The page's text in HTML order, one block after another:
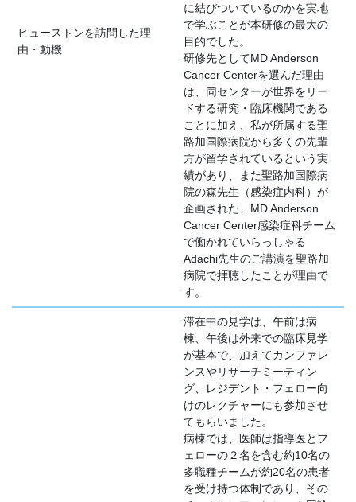
ヒューストンを訪問した理
由・動機
に結びついているのかを実地
で学ぶことが本研修の最大の
目的でした。
研修先としてMD Anderson
Cancer Centerを選んだ理由
は、同センターが世界をリー
ドする研究・臨床機関である
ことに加え、私が所属する聖
路加国際病院から多くの先輩
方が留学されているという実
績があり、また聖路加国際病
院の森先生（感染症内科）が
企画された、MD Anderson
Cancer Center感染症科チーム
で働かれていらっしゃる
Adachi先生のご講演を聖路加
病院で拝聴したことが理由で
す。
滞在中の見学は、午前は病
棟、午後は外来での臨床見学
が基本で、加えてカンファレ
ンスやリサーチミーティン
グ、レジデント・フェロー向
けのレクチャーにも参加させ
てもらいました。
病棟では、医師は指導医とフ
ェローの２名を含む約10名の
多職種チームが約20名の患者
を受け持つ体制であり、その